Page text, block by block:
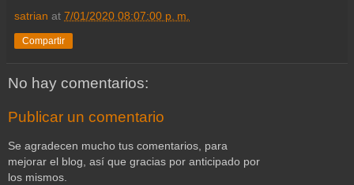
satrian at 7/01/2020 08:07:00 p. m.
Compartir
No hay comentarios:
Publicar un comentario
Se agradecen mucho tus comentarios, para
mejorar el blog, así que gracias por anticipado por
los mismos.